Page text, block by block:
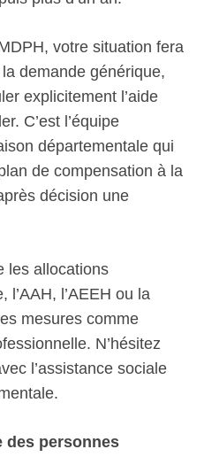
votre situation fera
la demande générique,
explicitement l’aide
C’est l’équipe
départementale qui
de compensation à la
décision une
les allocations
l’AAH, l’AEEH ou la
mesures comme
N’hésitez
l’assistance sociale
des personnes